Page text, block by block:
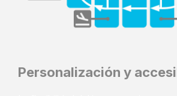
Personalización y